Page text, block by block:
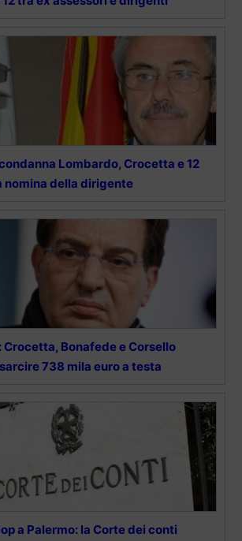
Lombardo, Crocetta e 12
nomina della dirigente
Bonafede e Corsello
738 mila euro a testa
a Palermo: la Corte dei conti